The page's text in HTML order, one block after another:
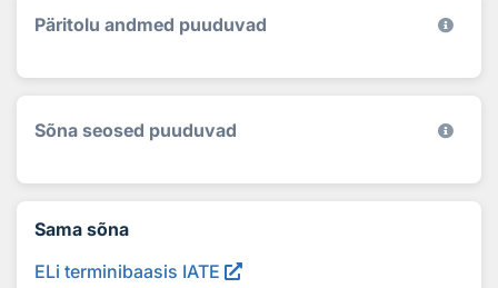
Päritolu andmed puuduvad
Sõna seosed puuduvad
Sama sõna
ELi terminibaasis IATE